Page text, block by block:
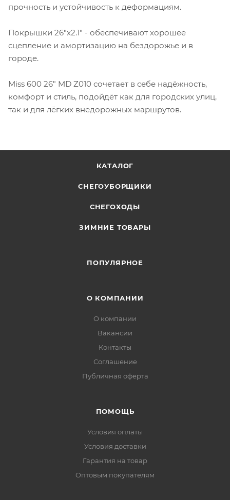
прочность и устойчивость к деформациям.
Покрышки 26"x2.1" - обеспечивают хорошее
сцепление и амортизацию на бездорожье и в
городе.
Miss 600 26" MD Z010 сочетает в себе надёжность,
комфорт и стиль, подойдёт как для городских улиц,
так и для лёгких внедорожных маршрутов.
КАТАЛОГ
СНЕГОУБОРЩИКИ
СНЕГОХОДЫ
ЗИМНИЕ ТОВАРЫ
ПОПУЛЯРНОЕ
О КОМПАНИИ
О компании
Вакансии
Контакты
Соглашение
Публичная оферта
ПОМОЩЬ
Условия оплаты
Условия доставки
Гарантия на товар
Оптовым покупателям